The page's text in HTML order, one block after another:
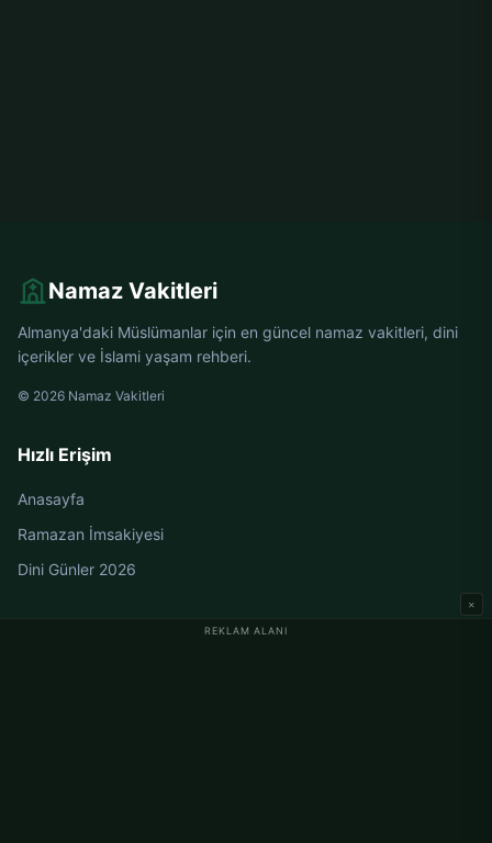
REKLAM ALANI
×
Namaz Vakitleri
Almanya'daki Müslümanlar için en güncel namaz vakitleri, dini
içerikler ve İslami yaşam rehberi.
© 2026 Namaz Vakitleri
Hızlı Erişim
Anasayfa
Ramazan İmsakiyesi
Dini Günler 2026
Almanya Namaz Vakitleri